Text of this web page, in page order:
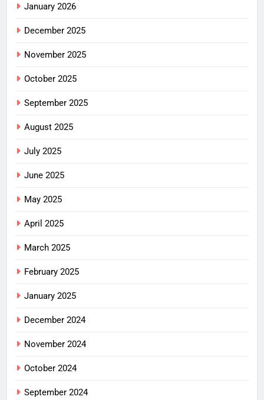
January 2026
December 2025
November 2025
October 2025
September 2025
August 2025
July 2025
June 2025
May 2025
April 2025
March 2025
February 2025
January 2025
December 2024
November 2024
October 2024
September 2024